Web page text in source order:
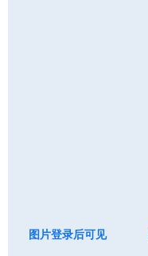
图片登录后可见